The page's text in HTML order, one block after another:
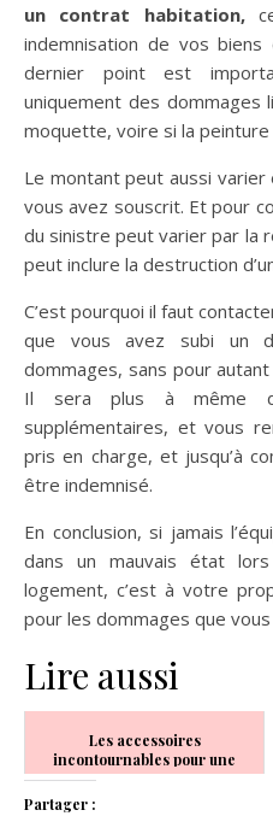
un contrat habitation,
indemnisation de vos
dernier point est
uniquement des
moquette, voire si la
Le montant peut aussi
vous avez souscrit. Et pour
du sinistre peut varier par la
peut inclure la destruction
C’est pourquoi il faut
que vous avez subi un
dommages, sans pour
Il sera plus à même
supplémentaires, et vous
pris en charge, et jusqu’à
être indemnisé.
En conclusion, si jamais
dans un mauvais état
logement, c’est à votre
pour les dommages que
Lire aussi
Les accessoires
incontournables pour une
décoration de fête en tout
Partager :